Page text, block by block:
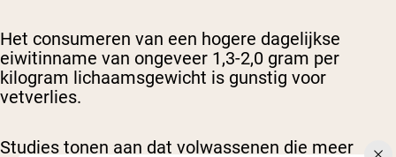
Het consumeren van een hogere dagelijkse
eiwitinname van ongeveer 1,3-2,0 gram per
kilogram lichaamsgewicht is gunstig voor
vetverlies.
Studies tonen aan dat volwassenen die meer